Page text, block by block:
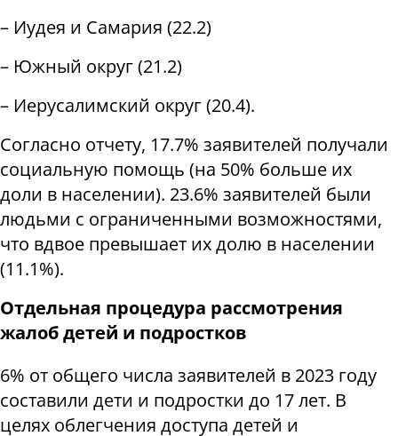
– Иудея и Самария (22.2)
– Южный округ (21.2)
– Иерусалимский округ (20.4).
Согласно отчету, 17.7% заявителей получали
социальную помощь (на 50% больше их
доли в населении). 23.6% заявителей были
людьми с ограниченными возможностями,
что вдвое превышает их долю в населении
(11.1%).
Отдельная процедура рассмотрения
жалоб детей и подростков
6% от общего числа заявителей в 2023 году
составили дети и подростки до 17 лет. В
целях облегчения доступа детей и